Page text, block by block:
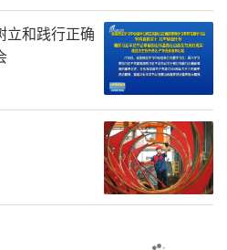
部走进红色教育基地开
”活动。张智远摄
立和践行正确